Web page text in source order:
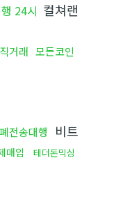
24시 컬쳐랜
거래 모든코인
전송대행
비트
매입 테더돈믹싱